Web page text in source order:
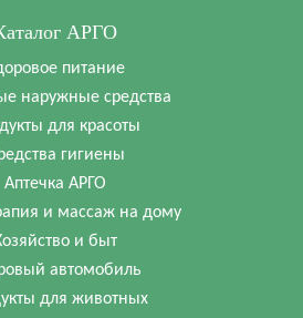
АРГО
питание
наружные средства
для красоты
гигиены
Аптечка АРГО
и массаж на дому
и быт
автомобиль
для животных